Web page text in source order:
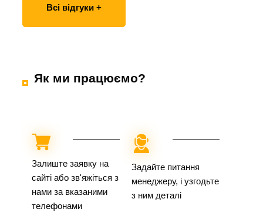
Всі відгуки +
Як ми працюємо?
Залиште заявку на
сайті або зв'яжіться з
нами за вказаними
телефонами
Задайте питання
менеджеру, і узгодьте
з ним деталі